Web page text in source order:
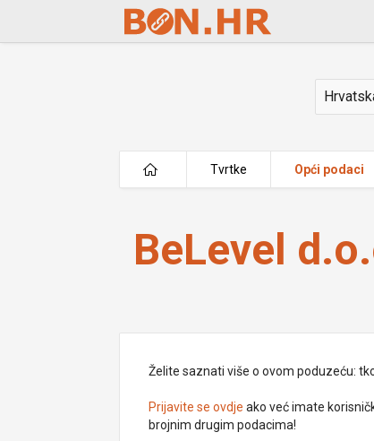
Skip to Main Content
Država
Tvrtke Opći podaci
BeLevel d.o.o.
BeLevel
Želite saznati više o ovom poduzeću:
Prijavite se ovdje ako već imate
brojnim drugim podacima!